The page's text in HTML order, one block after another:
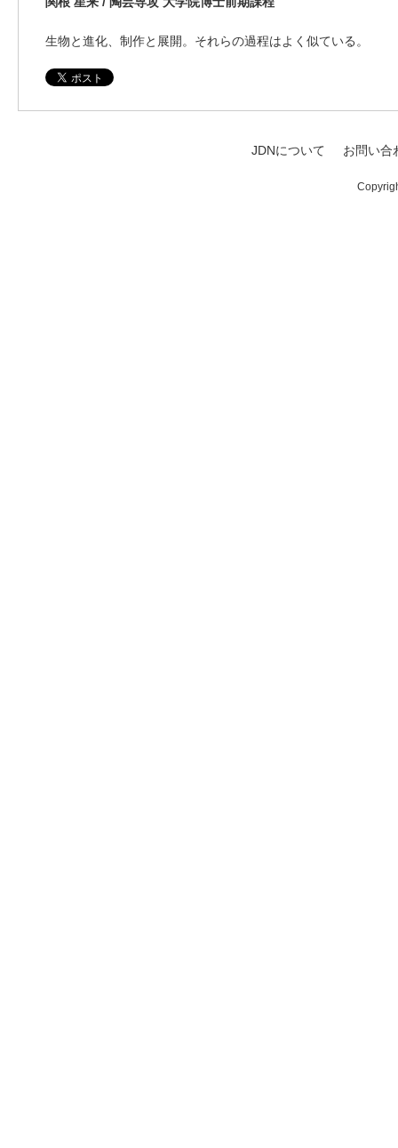
生物と進化、制作と展開。それらの過程はよく似ている。
JDNについて お問い合